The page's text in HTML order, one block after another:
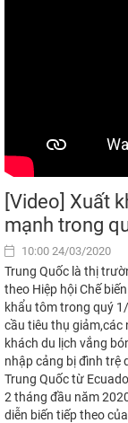
[Video] Xuất
mạnh trong
10:00 24/03/2020
Trung Quốc là thị
theo Hiệp hội Chế
khẩu tôm trong quý
cầu tiêu thụ giảm,các
khách du lịch vắng
nhập cảng bị đình trệ
Trung Quốc từ
2 tháng đầu năm
diễn biến tiếp theo